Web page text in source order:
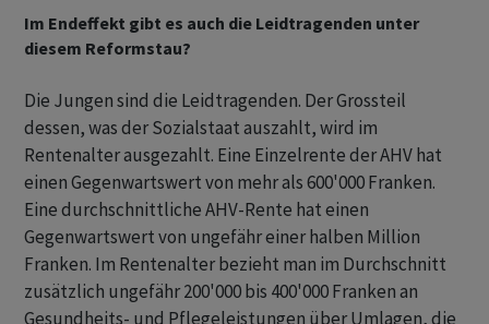
Im Endeffekt gibt es auch die Leidtragenden unter
diesem Reformstau?
Die Jungen sind die Leidtragenden. Der Grossteil
dessen, was der Sozialstaat auszahlt, wird im
Rentenalter ausgezahlt. Eine Einzelrente der AHV hat
einen Gegenwartswert von mehr als 600'000 Franken.
Eine durchschnittliche AHV-Rente hat einen
Gegenwartswert von ungefähr einer halben Million
Franken. Im Rentenalter bezieht man im Durchschnitt
zusätzlich ungefähr 200'000 bis 400'000 Franken an
Gesundheits- und Pflegeleistungen über Umlagen, die